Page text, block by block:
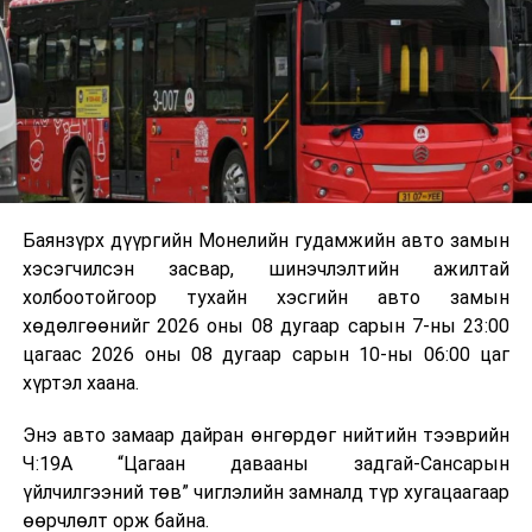
мэдээллээ.
байгууламжаас гардаг лагийг байгаль орчинд аюулгүй
аргаар боловсруулж, эзлэхүүнийг эрс бууруулах
зориулалттай. Лагийг өндөр температурт шатааснаар
эзлэхүүн нь 90 хүртэл хувиар буурч, бактери, вирус
болон бусад өвчин үүсгэгч бичил биетнийг устгах
боломжтой.
Түүнчлэн шаталтын явцад үүсэх дулааныг цахилгаан
болон дулааны эрчим хүч үйлдвэрлэхэд ашиглаж
болдог. Зарим технологийн хувьд шаталтын дараа
үлдэх үнснээс фосфор зэрэг ашигт эрдсийг сэргээн
авах боломжтой аж.
Япон, Герман, Швейцар, Нидерланд, Өмнөд Солонгос
зэрэг улс лаг хатаах, шатаах технологийг ашиглаж
байна. Тухайлбал, Германд лаг шатаах үйлдвэрээс
гарсан үнснээс фосфор сэргээн авах технологи
ашигладаг бол Нидерландад төвлөрсөн лаг
боловсруулах үйлдвэрүүдээр дулаан, цахилгаан
Баянзүрх дүүргийн Монелийн гудамжийн авто замын
хэсэгчилсэн засвар, шинэчлэлтийн ажилтай
холбоотойгоор тухайн хэсгийн авто замын
хөдөлгөөнийг 2026 оны 08 дугаар сарын 7-ны 23:00
цагаас 2026 оны 08 дугаар сарын 10-ны 06:00 цаг
хүртэл хаана.
Энэ авто замаар дайран өнгөрдөг нийтийн тээврийн
Ч:19А “Цагаан давааны задгай-Сансарын
үйлчилгээний төв” чиглэлийн замналд түр хугацаагаар
өөрчлөлт орж байна.